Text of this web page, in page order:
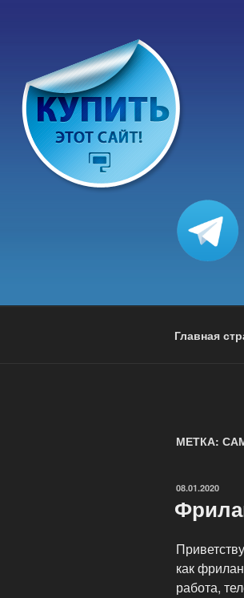
Главная
МЕТКА:
08.01.2020
как
работа,